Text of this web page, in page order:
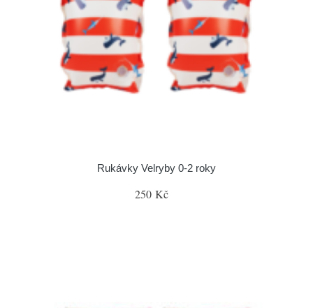
Rukávky Velryby 0-2 roky
250 Kč